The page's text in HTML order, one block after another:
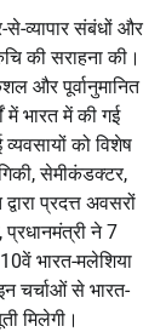
से-व्यापार संबंधों और
की सराहना की।
और पूर्वानुमानित
में भारत में की गई
को विशेष
सेमीकंडक्टर,
प्रदत्त अवसरों
प्रधानमंत्री ने 7
भारत-मलेशिया
चर्चाओं से भारत-
मिलेगी।